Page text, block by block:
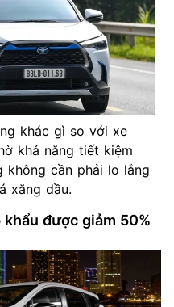
khác gì so với xe
khả năng tiết kiệm
không cần phải lo lắng
xăng dầu.
được giảm 50%